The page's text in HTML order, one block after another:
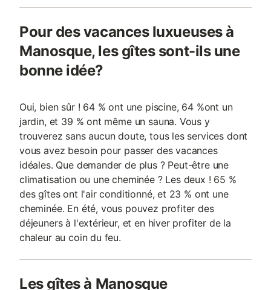
Pour des vacances luxueuses à
Manosque, les gîtes sont-ils une
bonne idée?
Oui, bien sûr ! 64 % ont une piscine, 64 %ont un
jardin, et 39 % ont même un sauna. Vous y
trouverez sans aucun doute, tous les services dont
vous avez besoin pour passer des vacances
idéales. Que demander de plus ? Peut-être une
climatisation ou une cheminée ? Les deux ! 65 %
des gîtes ont l'air conditionné, et 23 % ont une
cheminée. En été, vous pouvez profiter des
déjeuners à l'extérieur, et en hiver profiter de la
chaleur au coin du feu.
Les gîtes à Manosque